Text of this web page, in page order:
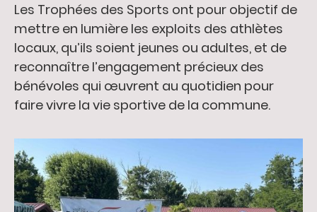
Les Trophées des Sports ont pour objectif de
mettre en lumière les exploits des athlètes
locaux, qu’ils soient jeunes ou adultes, et de
reconnaître l’engagement précieux des
bénévoles qui œuvrent au quotidien pour
faire vivre la vie sportive de la commune.